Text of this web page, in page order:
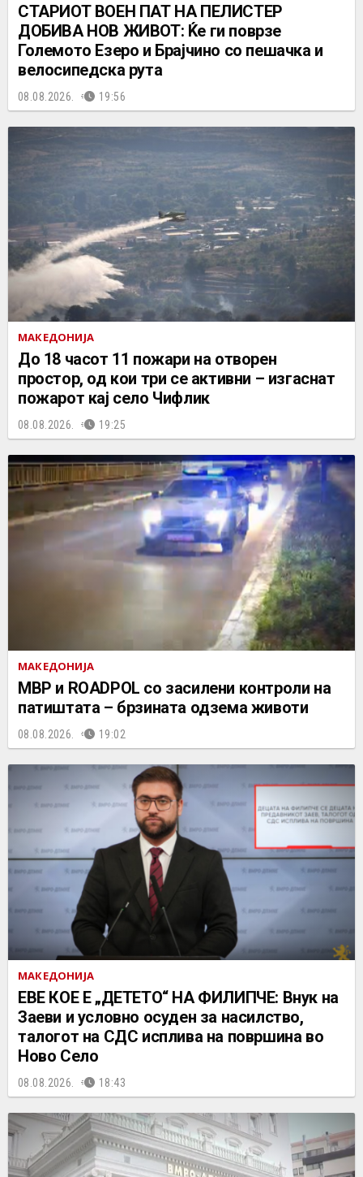
СТАРИОТ ВОЕН ПАТ НА ПЕЛИСТЕР
ДОБИВА НОВ ЖИВОТ: Ќе ги поврзе
Големото Езеро и Брајчино со пешачка и
велосипедска рута
08.08.2026. 19:56
МАКЕДОНИЈА
До 18 часот 11 пожари на отворен
простор, од кои три се активни – изгаснат
пожарот кај село Чифлик
08.08.2026. 19:25
МАКЕДОНИЈА
МВР и ROADPOL со засилени контроли на
патиштата – брзината одзема животи
08.08.2026. 19:02
МАКЕДОНИЈА
ЕВЕ КОЕ Е „ДЕТЕТО“ НА ФИЛИПЧЕ: Внук на
Заеви и условно осуден за насилство,
талогот на СДС исплива на површина во
Ново Село
08.08.2026. 18:43